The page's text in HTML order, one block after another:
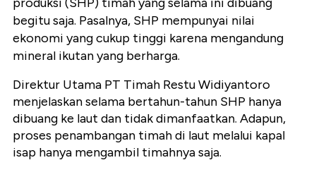
begitu saja. Pasalnya, SHP mempunyai nilai
ekonomi yang cukup tinggi karena mengandung
mineral ikutan yang berharga.
Direktur Utama PT Timah Restu Widiyantoro
menjelaskan selama bertahun-tahun SHP hanya
dibuang ke laut dan tidak dimanfaatkan. Adapun,
proses penambangan timah di laut melalui kapal
isap hanya mengambil timahnya saja.